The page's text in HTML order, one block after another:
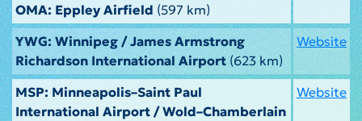
OMA: Eppley Airfield (597 km)
YWG: Winnipeg / James Armstrong
Richardson International Airport(623 km)
Website
MSP: Minneapolis–Saint Paul
International Airport / Wold–Chamberlain
Website